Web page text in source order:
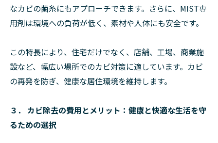
なカビの菌糸にもアプローチできます。さらに、MIST専
用剤は環境への負荷が低く、素材や人体にも安全です。
この特長により、住宅だけでなく、店舗、工場、商業施
設など、幅広い場所でのカビ対策に適しています。カビ
の再発を防ぎ、健康な居住環境を維持します。
３． カビ除去の費用とメリット：健康と快適な生活を守
るための選択